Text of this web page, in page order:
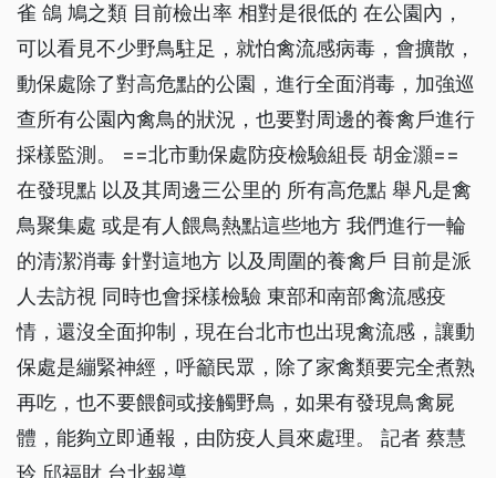
雀 鴿 鳩之類 目前檢出率 相對是很低的 在公園內，
可以看見不少野鳥駐足，就怕禽流感病毒，會擴散，
動保處除了對高危點的公園，進行全面消毒，加強巡
查所有公園內禽鳥的狀況，也要對周邊的養禽戶進行
採樣監測。 ==北市動保處防疫檢驗組長 胡金灝==
在發現點 以及其周邊三公里的 所有高危點 舉凡是禽
鳥聚集處 或是有人餵鳥熱點這些地方 我們進行一輪
的清潔消毒 針對這地方 以及周圍的養禽戶 目前是派
人去訪視 同時也會採樣檢驗 東部和南部禽流感疫
情，還沒全面抑制，現在台北市也出現禽流感，讓動
保處是繃緊神經，呼籲民眾，除了家禽類要完全煮熟
再吃，也不要餵飼或接觸野鳥，如果有發現鳥禽屍
體，能夠立即通報，由防疫人員來處理。 記者 蔡慧
玲 邱福財 台北報導